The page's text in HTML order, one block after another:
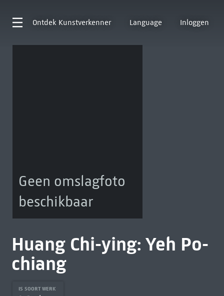
Ontdek Kunstverkenner Language Inloggen
Geen omslagfoto
beschikbaar
Huang Chi-ying: Yeh Po-
chiang
IS SOORT WERK